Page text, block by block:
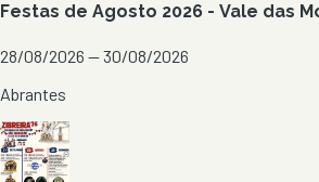
Festas de Agosto 2026 - Vale das
28/08/2026 — 30/08/2026
Abrantes